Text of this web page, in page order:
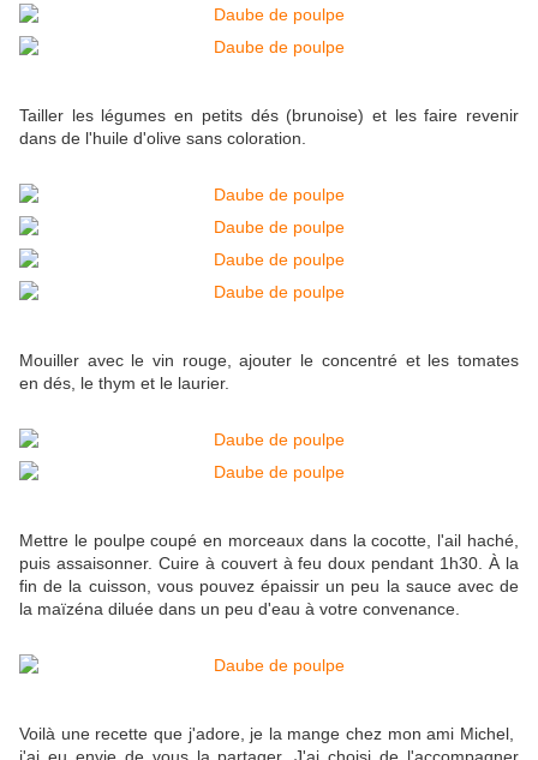
Tailler les légumes en petits dés (brunoise) et les faire revenir
dans de l'huile d'olive sans coloration.
Mouiller avec le vin rouge, ajouter le concentré et les tomates
en dés, le thym et le laurier.
Mettre le poulpe coupé en morceaux dans la cocotte, l'ail haché,
puis assaisonner. Cuire à couvert à feu doux pendant 1h30. À la
fin de la cuisson, vous pouvez épaissir un peu la sauce avec de
la maïzéna diluée dans un peu d'eau à votre convenance.
Voilà une recette que j'adore, je la mange chez mon ami Michel,